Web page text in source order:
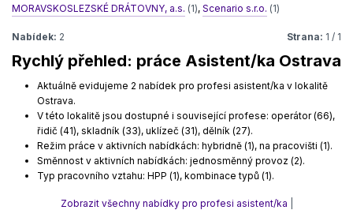
MORAVSKOSLEZSKÉ DRÁTOVNY, a.s. (1), Scenario s.r.o. (1)
Nabídek: 2 Strana: 1 / 1
Rychlý přehled: práce Asistent/ka Ostrava
Aktuálně evidujeme 2 nabídek pro profesi asistent/ka v lokalitě
Ostrava.
V této lokalitě jsou dostupné i související profese: operátor (66),
řidič (41), skladník (33), uklízeč (31), dělník (27).
Režim práce v aktivních nabídkách: hybridně (1), na pracovišti (1).
Směnnost v aktivních nabídkách: jednosměnný provoz (2).
Typ pracovního vztahu: HPP (1), kombinace typů (1).
Zobrazit všechny nabídky pro profesi asistent/ka